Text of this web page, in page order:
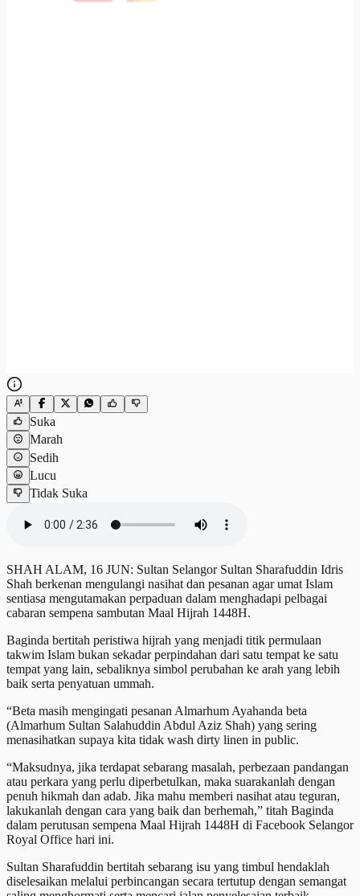
Suka
Marah
Sedih
Lucu
Tidak Suka
SHAH ALAM, 16 JUN: Sultan Selangor Sultan Sharafuddin Idris
Shah berkenan mengulangi nasihat dan pesanan agar umat Islam
sentiasa mengutamakan perpaduan dalam menghadapi pelbagai
cabaran sempena sambutan Maal Hijrah 1448H.
Baginda bertitah peristiwa hijrah yang menjadi titik permulaan
takwim Islam bukan sekadar perpindahan dari satu tempat ke satu
tempat yang lain, sebaliknya simbol perubahan ke arah yang lebih
baik serta penyatuan ummah.
“Beta masih mengingati pesanan Almarhum Ayahanda beta
(Almarhum Sultan Salahuddin Abdul Aziz Shah) yang sering
menasihatkan supaya kita tidak wash dirty linen in public.
“Maksudnya, jika terdapat sebarang masalah, perbezaan pandangan
atau perkara yang perlu diperbetulkan, maka suarakanlah dengan
penuh hikmah dan adab. Jika mahu memberi nasihat atau teguran,
lakukanlah dengan cara yang baik dan berhemah,” titah Baginda
dalam perutusan sempena Maal Hijrah 1448H di Facebook Selangor
Royal Office hari ini.
Sultan Sharafuddin bertitah sebarang isu yang timbul hendaklah
diselesaikan melalui perbincangan secara tertutup dengan semangat